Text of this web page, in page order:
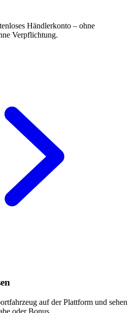
Händlerkonto – ohne
Verpflichtung.
auf der Plattform und sehen
oder Bonus.